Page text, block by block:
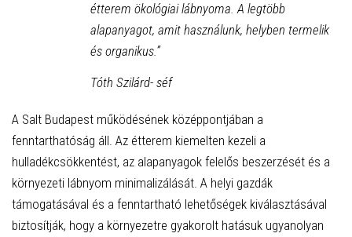
étterem ökológiai lábnyoma. A legtöbb
alapanyagot, amit használunk, helyben termelik
és organikus.”
Tóth Szilárd- séf
A Salt Budapest működésének középpontjában a
fenntarthatóság áll. Az étterem kiemelten kezeli a
hulladékcsökkentést, az alapanyagok felelős beszerzését és a
környezeti lábnyom minimalizálását. A helyi gazdák
támogatásával és a fenntartható lehetőségek kiválasztásával
biztosítják, hogy a környezetre gyakorolt hatásuk ugyanolyan